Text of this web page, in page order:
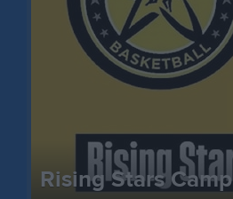
Rising Stars Camp